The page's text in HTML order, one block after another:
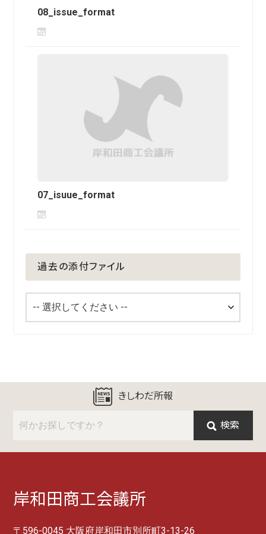
08_issue_format
07_isuue_format
過去の添付ファイル
きしわだ所報
検索
岸和田商工会議所
〒596-0045 大阪府岸和田市別所町3-13-26